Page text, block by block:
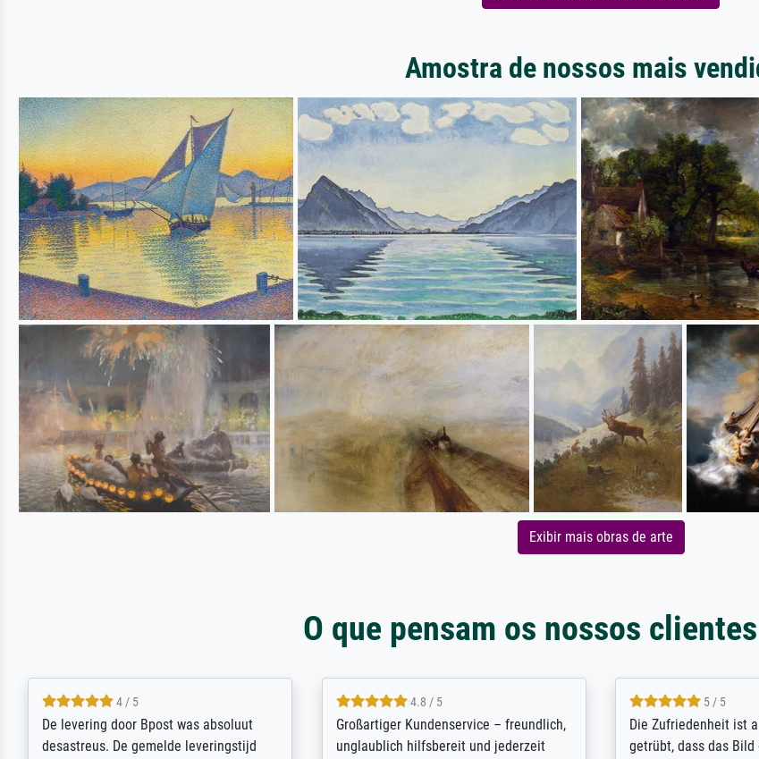
Amostra de nossos mais
Exibir mais obras de arte
O que pensam os nossos
5 / 5
Sehr gute Qualität des Leinwanddrucks
und des Rahmens! Unser Bild wurde
5 / 5
Für ein Erinnerungsbuch mit der
Feldpost meines Großvaters aus dem 1.
4.8 / 5
Hervorragende
vieles anpassen